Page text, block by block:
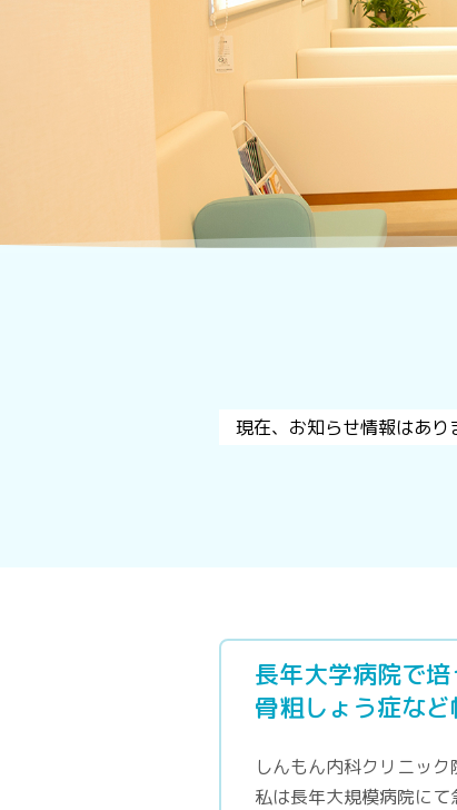
現在、お知らせ情報はあり
長年大学病院で
骨粗しょう症な
しんもん内科クリニック
私は長年大規模病院に